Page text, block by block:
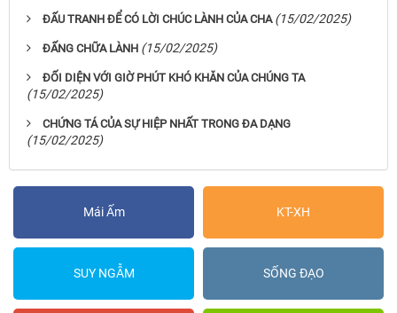
ĐẤU TRANH ĐỂ CÓ LỜI CHÚC LÀNH CỦA CHA (15/02/2025)
ĐẤNG CHỮA LÀNH (15/02/2025)
ĐỐI DIỆN VỚI GIỜ PHÚT KHÓ KHĂN CỦA CHÚNG TA
(15/02/2025)
CHỨNG TÁ CỦA SỰ HIỆP NHẤT TRONG ĐA DẠNG
(15/02/2025)
Mái Ấm KT-XH
SUY NGẪM SỐNG ĐẠO